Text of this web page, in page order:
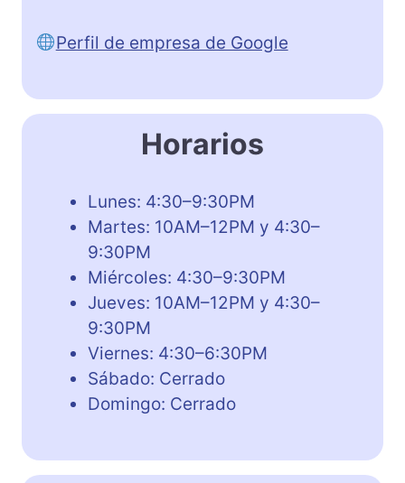
Perfil de empresa de Google
Horarios
Lunes: 4:30–9:30PM
Martes: 10AM–12PM y 4:30–
9:30PM
Miércoles: 4:30–9:30PM
Jueves: 10AM–12PM y 4:30–
9:30PM
Viernes: 4:30–6:30PM
Sábado: Cerrado
Domingo: Cerrado